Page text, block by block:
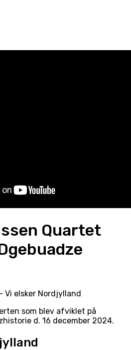
Quartet
Vi elsker Nordjylland
som blev afviklet på
d. 16 december 2024.